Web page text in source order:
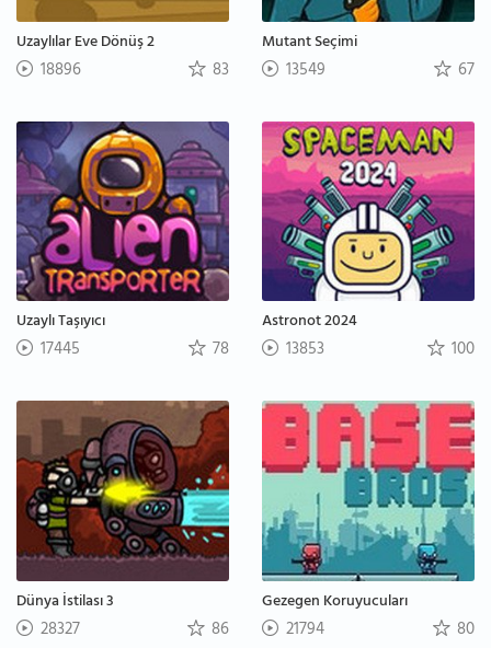
Uzaylılar Eve Dönüş 2
18896 83
Mutant Seçimi
13549 67
Uzaylı Taşıyıcı
17445 78
Astronot 2024
13853 100
Dünya İstilası 3
28327 86
Gezegen Koruyucuları
21794 80